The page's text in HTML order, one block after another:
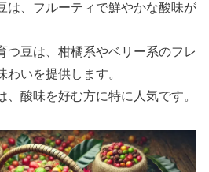
は、フルーティで鮮やかな酸味が
つ豆は、柑橘系やベリー系のフレ
いを提供します。
、酸味を好む方に特に人気です。